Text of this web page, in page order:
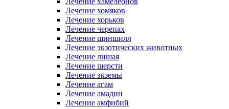
Лечение хомяков
Лечение хорьков
Лечение черепах
Лечение шиншилл
Лечение экзотических животных
Лечение лишая
Лечение шерсти
Лечение экземы
Лечение агам
Лечение амадин
Лечение амфибий